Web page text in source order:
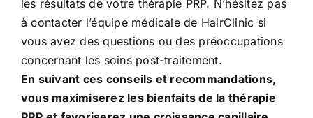
les résultats de votre thérapie PRP. N’hésitez pas
à contacter l’équipe médicale de HairClinic si
vous avez des questions ou des préoccupations
concernant les soins post-traitement.
En suivant ces conseils et recommandations,
vous maximiserez les bienfaits de la thérapie